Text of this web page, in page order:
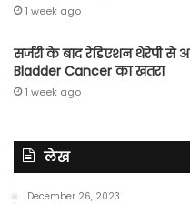
1 week ago
सर्जरी के बाद रेडिएशन थेरेपी से
Bladder Cancer का खतरा
1 week ago
लेख
December 26, 2023